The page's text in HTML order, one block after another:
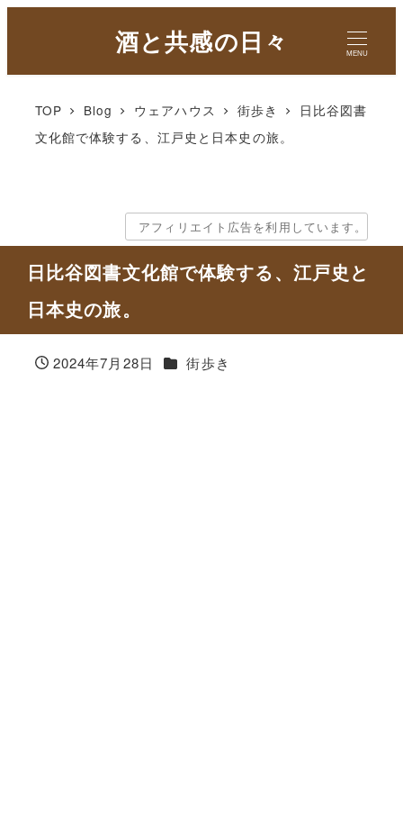
酒と共感の日々 MENU
TOP Blog ウェアハウス 街歩き
日比谷図書
文化館で体験する、江戸史と日本史の旅。
アフィリエイト広告を利用しています。
日比谷図書文化館で体験する、江戸史と
日本史の旅。
2024年7月28日 カテゴリー
街歩き